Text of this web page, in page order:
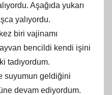
Aşağıda yukarı
yalıyordu.
biri vajinamı
bencildi kendi işini
tadıyordum.
suyumun geldiğini
devam ediyordum.